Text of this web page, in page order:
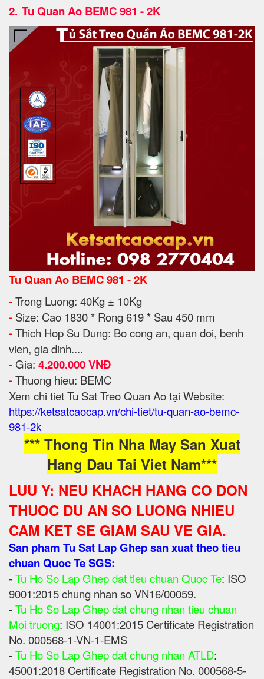
2. Tu Quan Ao BEMC 981 - 2K
Tu Quan Ao BEMC 981 - 2K
-Trong Luong: 40Kg ± 10Kg
- Size: Cao 1830 * Rong 619 * Sau 450 mm
-Thich Hop Su Dung: Bo cong an, quan doi, benh
vien, gia dinh....
- Gia: 4.200.000 VNĐ
-Thuong hieu: BEMC
Xem chi tiet Tu Sat Treo Quan Ao tại Website:
https://ketsatcaocap.vn/chi-tiet/tu-quan-ao-bemc-
981-2k
*** Thong Tin Nha May San Xuat
Hang Dau Tai Viet Nam***
LUU Y: NEU KHACH HANG CO DON
THUOC DU AN SO LUONG NHIEU
CAM KET SE GIAM SAU VE GIA.
San pham Tu Sat Lap Ghep san xuat theo tieu
chuan Quoc Te SGS:
-Tu Ho So Lap Ghep dat tieu chuan Quoc Te: ISO
9001:2015 chung nhan so VN16/00059.
-Tu Ho So Lap Ghep dat chung nhan tieu chuan
Moi truong: ISO 14001:2015 Certificate Registration
No. 000568-1-VN-1-EMS
-Tu Ho So Lap Ghep dat chung nhan ATLĐ:
45001:2018 Certificate Registration No. 000568-5-